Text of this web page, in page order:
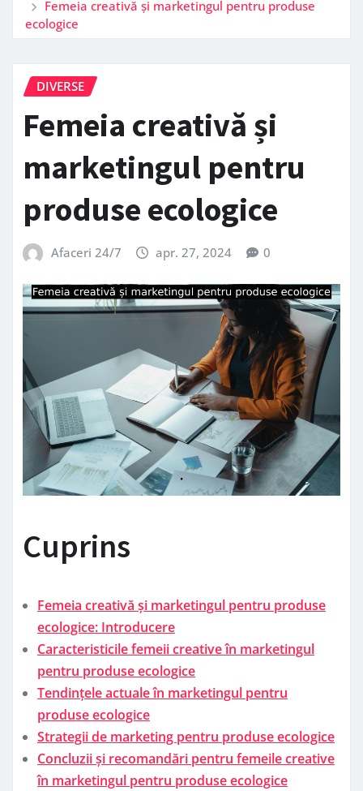
Femeia creativă și marketingul pentru produse
ecologice
DIVERSE
Femeia creativă și
marketingul pentru
produse ecologice
Afaceri 24/7 apr. 27, 2024 0
Cuprins
Femeia creativă și marketingul pentru produse
ecologice: Introducere
Caracteristicile femeii creative în marketingul
pentru produse ecologice
Tendințele actuale în marketingul pentru
produse ecologice
Strategii de marketing pentru produse ecologice
Concluzii și recomandări pentru femeile creative
în marketingul pentru produse ecologice